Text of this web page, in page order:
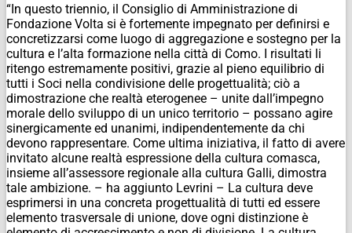
“In questo triennio, il Consiglio di Amministrazione di
Fondazione Volta si è fortemente impegnato per definirsi e
concretizzarsi come luogo di aggregazione e sostegno per la
cultura e l’alta formazione nella città di Como. I risultati li
ritengo estremamente positivi, grazie al pieno equilibrio di
tutti i Soci nella condivisione delle progettualità; ciò a
dimostrazione che realtà eterogenee – unite dall’impegno
morale dello sviluppo di un unico territorio – possano agire
sinergicamente ed unanimi, indipendentemente da chi
devono rappresentare. Come ultima iniziativa, il fatto di avere
invitato alcune realtà espressione della cultura comasca,
insieme all’assessore regionale alla cultura Galli, dimostra
tale ambizione. – ha aggiunto Levrini – La cultura deve
esprimersi in una concreta progettualità di tutti ed essere
elemento trasversale di unione, dove ogni distinzione è